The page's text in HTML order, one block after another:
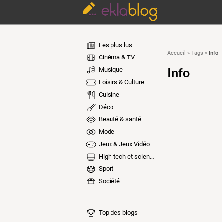
Les plus lus
Cinéma & TV
Musique
Loisirs & Culture
Cuisine
Déco
Beauté & santé
Mode
Jeux & Jeux Vidéo
High-tech et sciences
Sport
Société
Top des blogs
Accueil » Tags » Info
Info